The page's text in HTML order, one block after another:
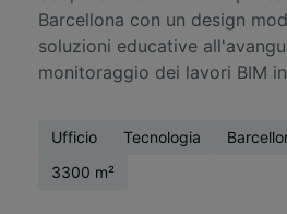
Barcellona con un design
soluzioni educative
monitoraggio dei lavori BIM
Ufficio Tecnologia
3300 m²